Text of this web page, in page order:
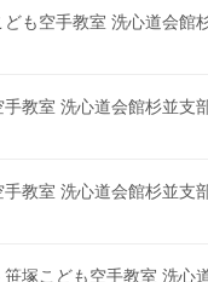
も空手教室 洗心道会館
教室 洗心道会館杉並支
教室 洗心道会館杉並支
塚こども空手教室 洗心